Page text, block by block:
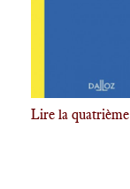
Lire la